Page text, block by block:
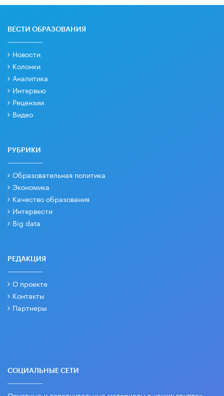
ВЕСТИ ОБРАЗОВАНИЯ
Новости
Колонки
Аналитика
Интервью
Рецензии
Видео
РУБРИКИ
Образовательная политика
Экономика
Качество образования
Интервести
Big data
РЕДАКЦИЯ
О проекте
Контакты
Партнеры
СОЦИАЛЬНЫЕ СЕТИ